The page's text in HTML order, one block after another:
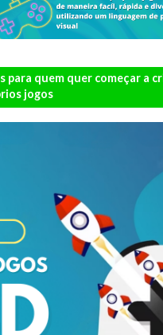
para quem quer começar a
jogos